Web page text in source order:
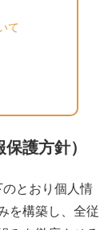
て
護方針）
とおり個人情
を構築し、全従